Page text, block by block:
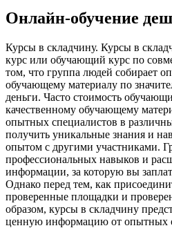
Онлайн-обучение
Курсы в склaдчину. Курсы в
курс или обучающий курс по
том, что группа людей собирает
обучающему материалу по
деньги. Часто стоимость
качественному обучающему
опытных специалистов в
получить уникальные знания и
опытом с другими участниками.
профессиональных навыков и
информации, за которую вы
Однако перед тем, как
проверенные площадки и
образом, курсы в складчину
ценную информацию от опытных